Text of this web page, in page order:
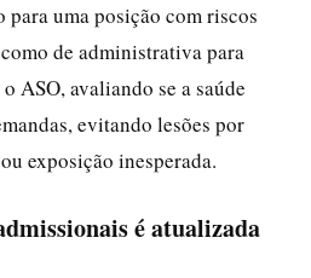
uma posição com riscos
de administrativa para
ASO, avaliando se a saúde
evitando lesões por
exposição inesperada.
é atualizada